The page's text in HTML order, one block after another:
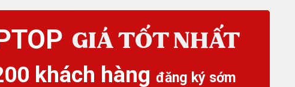
GIÁ TỐT NHẤT
khách hàng đăng ký sớm